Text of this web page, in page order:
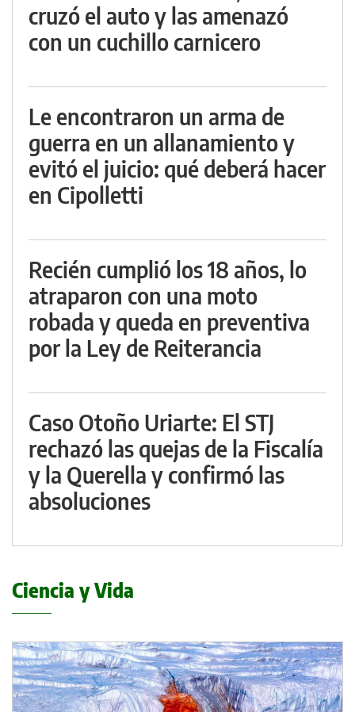
cruzó el auto y las amenazó
con un cuchillo carnicero
Le encontraron un arma de
guerra en un allanamiento y
evitó el juicio: qué deberá hacer
en Cipolletti
Recién cumplió los 18 años, lo
atraparon con una moto
robada y queda en preventiva
por la Ley de Reiterancia
Caso Otoño Uriarte: El STJ
rechazó las quejas de la Fiscalía
y la Querella y confirmó las
absoluciones
Ciencia y Vida